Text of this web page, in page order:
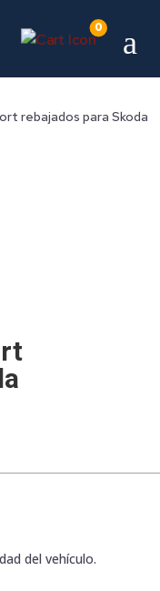
0 a
rebajados para Skoda
del vehículo.